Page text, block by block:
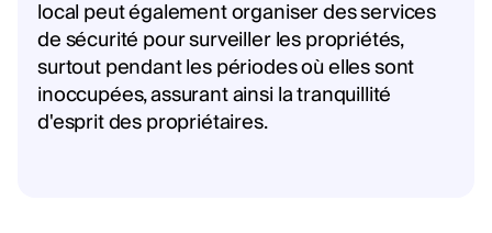
local peut également organiser des services
de sécurité pour surveiller les propriétés,
surtout pendant les périodes où elles sont
inoccupées, assurant ainsi la tranquillité
d'esprit des propriétaires.